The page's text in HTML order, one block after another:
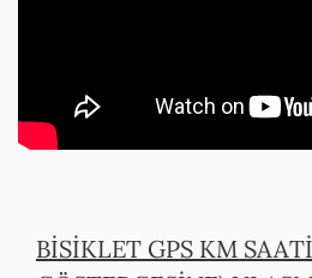
BİSİKLET GPS KM